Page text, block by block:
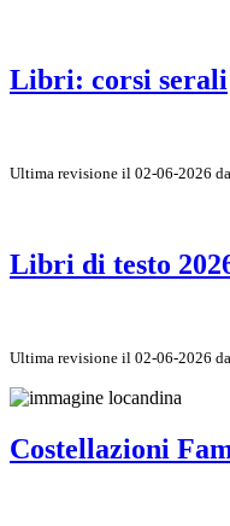
Libri: corsi serali
Ultima revisione il 02-06-2026 da
Libri di testo
Ultima revisione il 02-06-2026 da
Costellazioni